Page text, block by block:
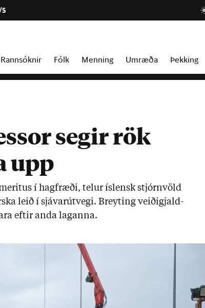
Rannsóknir Fólk Menning Umræða Þekking
segir rök
upp
í hag­fræði, tel­ur ís­lensk stjórn­völd
leið í sjáv­ar­út­vegi. Breyt­ing veiði­gjald­
eft­ir anda lag­anna.